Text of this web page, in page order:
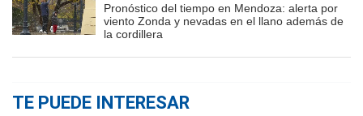
Pronóstico del tiempo en Mendoza: alerta por
viento Zonda y nevadas en el llano además de
la cordillera
TE PUEDE INTERESAR